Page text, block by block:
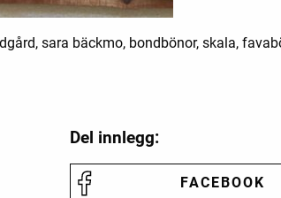
sara bäckmo, bondbönor, skala,
Del innlegg:
FACEBOOK